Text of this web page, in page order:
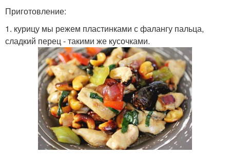
Приготовление:
1. курицу мы режем пластинками с фалангу пальца,
сладкий перец - такими же кусочками.